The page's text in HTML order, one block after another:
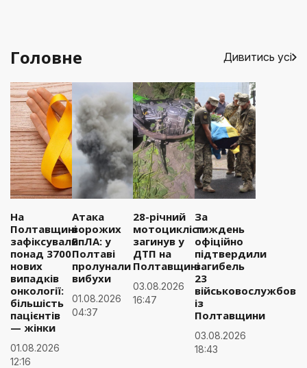
Головне Дивитись усі
На
Полтавщині
зафіксували
понад 3700
нових
випадків
онкології:
більшість
пацієнтів
— жінки
01.08.2026
12:16
Атака
ворожих
БпЛА: у
Полтаві
пролунали
вибухи
01.08.2026
04:37
28-річний
мотоцикліст
загинув у
ДТП на
Полтавщині
03.08.2026
16:47
За
тиждень
офіційно
підтвердили
загибель
23
із
Полтавщини
03.08.2026
18:43